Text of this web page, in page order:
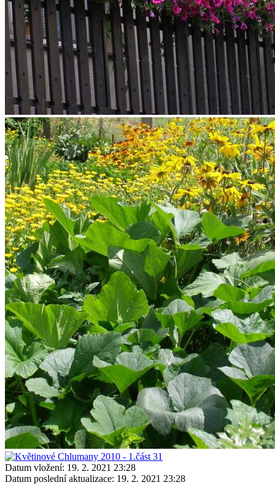
Datum vložení: 19. 2. 2021 23:28
Datum poslední aktualizace: 19. 2. 2021 23:28